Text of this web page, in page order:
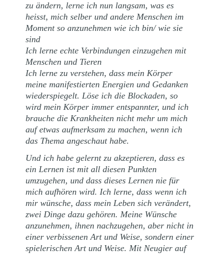
zu ändern, lerne ich nun langsam, was es
heisst, mich selber und andere Menschen im
Moment so anzunehmen wie ich bin/ wie sie
sind
Ich lerne echte Verbindungen einzugehen mit
Menschen und Tieren
Ich lerne zu verstehen, dass mein Körper
meine manifestierten Energien und Gedanken
wiederspiegelt. Löse ich die Blockaden, so
wird mein Körper immer entspannter, und ich
brauche die Krankheiten nicht mehr um mich
auf etwas aufmerksam zu machen, wenn ich
das Thema angeschaut habe.
Und ich habe gelernt zu akzeptieren, dass es
ein Lernen ist mit all diesen Punkten
umzugehen, und dass dieses Lernen nie für
mich aufhören wird. Ich lerne, dass wenn ich
mir wünsche, dass mein Leben sich verändert,
zwei Dinge dazu gehören. Meine Wünsche
anzunehmen, ihnen nachzugehen, aber nicht in
einer verbissenen Art und Weise, sondern einer
spielerischen Art und Weise. Mit Neugier auf